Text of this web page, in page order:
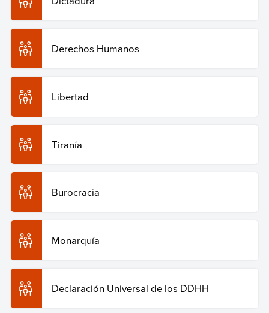
Derechos Humanos
Libertad
Tiranía
Burocracia
Monarquía
Declaración Universal de los DDHH